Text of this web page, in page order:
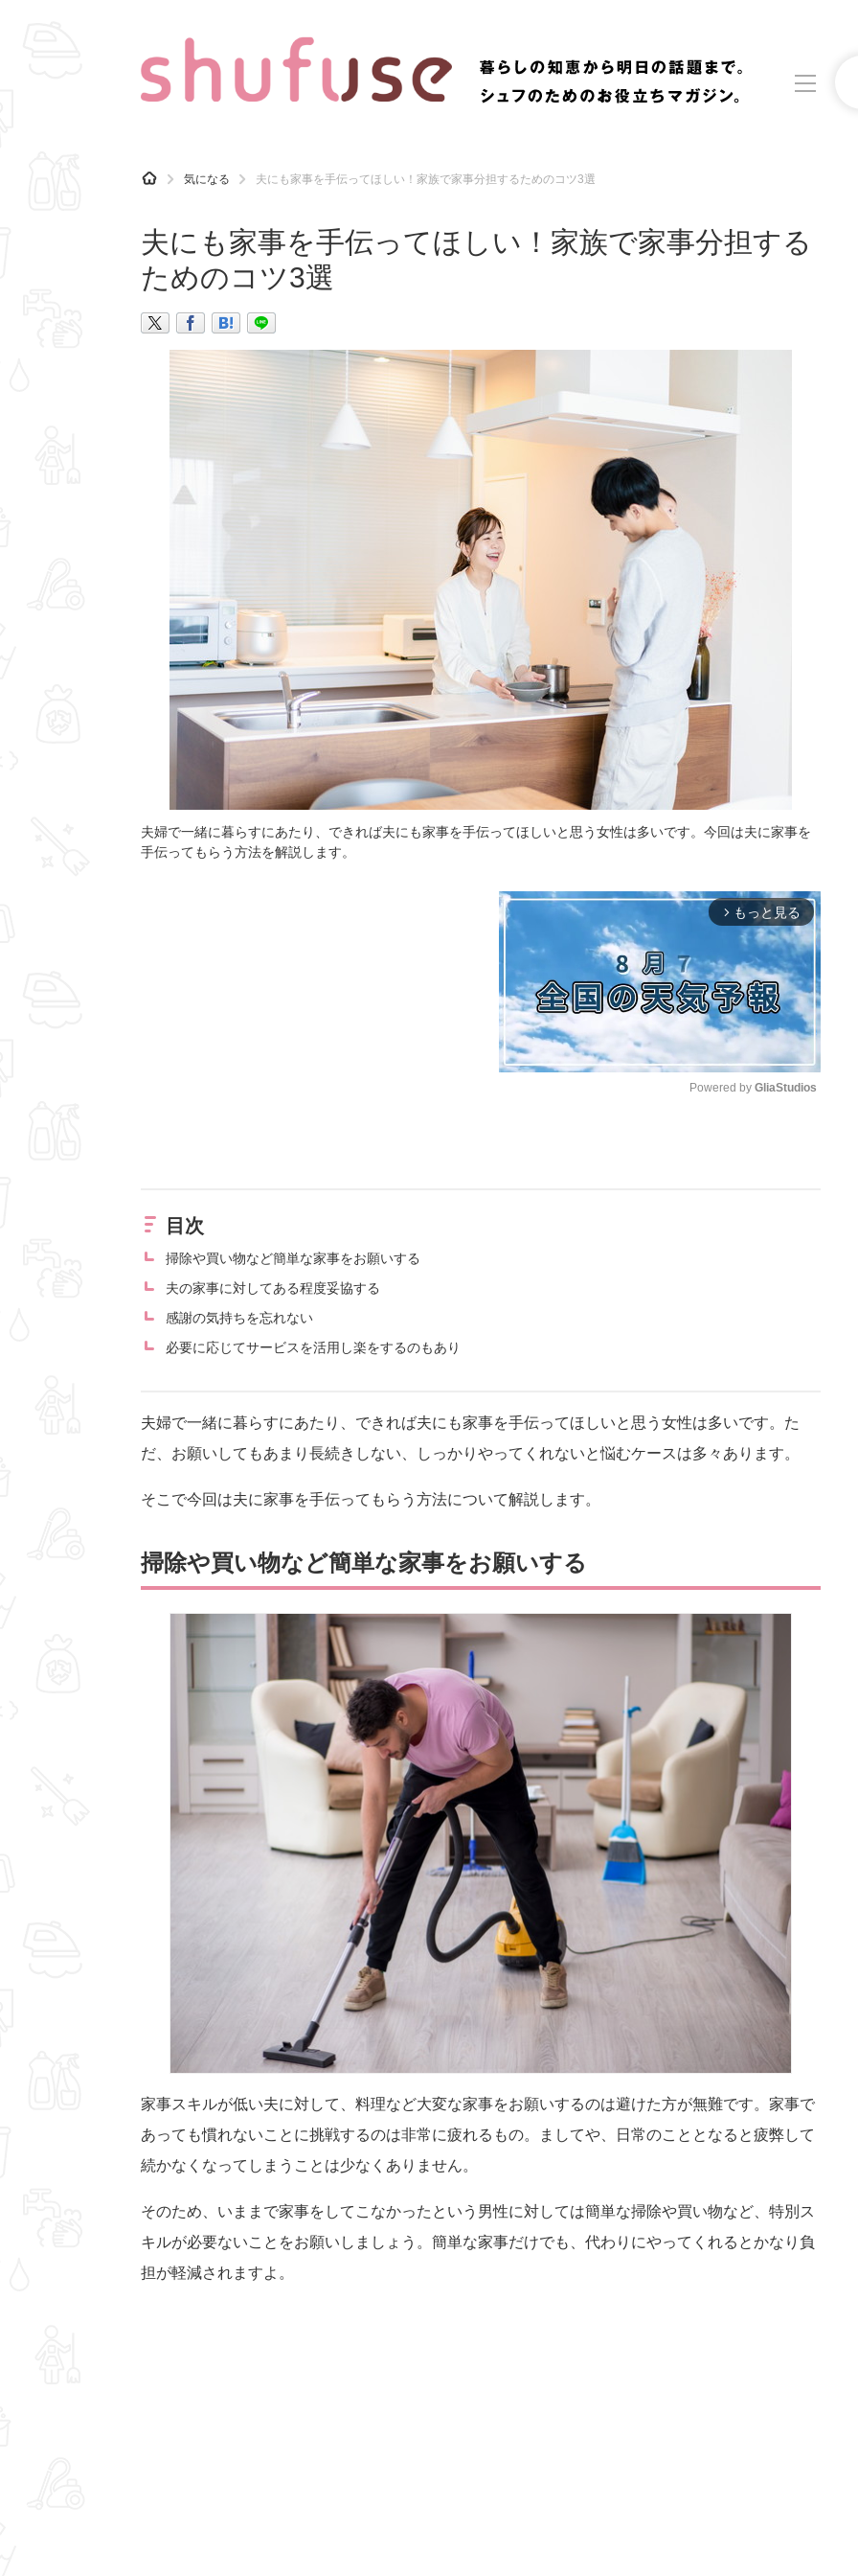
CATEGORY 記事カテゴリ
マナー 趣味 食材辞典 おすすめ
H
O
気になる 夫にも家事を手伝ってほしい！家族で家事分担するためのコツ3選
夫にも家事を手伝ってほしい！家族で家事分担する
ためのコツ3選
夫婦で一緒に暮らすにあたり、できれば夫にも家事を手伝ってほしいと思う女性は多いです。今回は夫に家事を
手伝ってもらう方法を解説します。
arrow_forward_ios もっと見る
Powered by GliaStudios
目次
掃除や買い物など簡単な家事をお願いする
夫の家事に対してある程度妥協する
感謝の気持ちを忘れない
必要に応じてサービスを活用し楽をするのもあり
夫婦で一緒に暮らすにあたり、できれば夫にも家事を手伝ってほしいと思う女性は多いです。た
だ、お願いしてもあまり長続きしない、しっかりやってくれないと悩むケースは多々あります。
そこで今回は夫に家事を手伝ってもらう方法について解説します。
掃除や買い物など簡単な家事をお願いする
家事スキルが低い夫に対して、料理など大変な家事をお願いするのは避けた方が無難です。家事で
あっても慣れないことに挑戦するのは非常に疲れるもの。ましてや、日常のこととなると疲弊して
続かなくなってしまうことは少なくありません。
そのため、いままで家事をしてこなかったという男性に対しては簡単な掃除や買い物など、特別ス
キルが必要ないことをお願いしましょう。簡単な家事だけでも、代わりにやってくれるとかなり負
担が軽減されますよ。